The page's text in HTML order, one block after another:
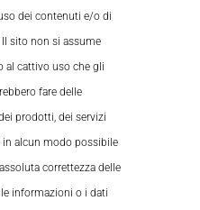
dei contenuti e/o di
sito non si assume
al cattivo uso che gli
fare delle
prodotti, dei servizi
alcun modo possibile
correttezza delle
informazioni o i dati